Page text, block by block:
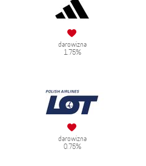
darowizna
1.75%
darowizna
0.75%